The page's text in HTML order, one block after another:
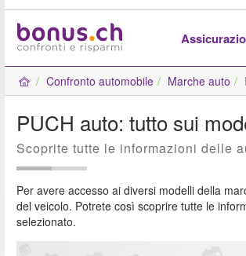
Confronto automobile Marche auto
PUCH auto: tutto sui
Scoprite tutte le informazioni delle
Per avere accesso ai diversi modelli della
del veicolo. Potrete così scoprire tutte le
selezionato.